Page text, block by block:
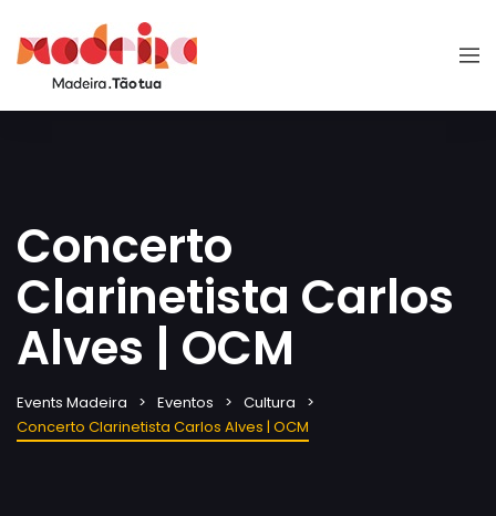
Concerto
Clarinetista Carlos
Alves | OCM
Events Madeira Eventos
Cultura
Concerto Clarinetista Carlos Alves | OCM